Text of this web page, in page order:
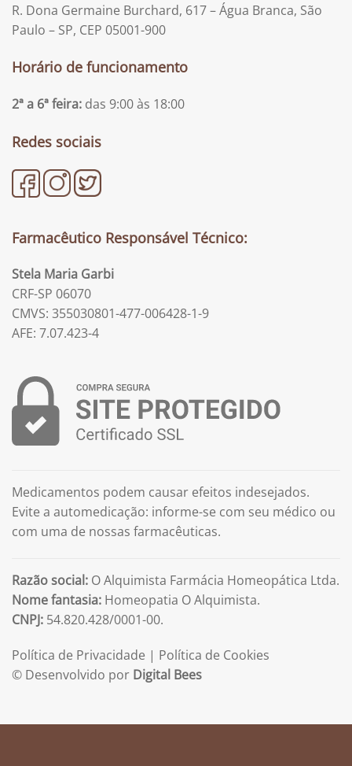
R. Dona Germaine Burchard, 617 – Água Branca, São
Paulo – SP, CEP 05001-900
Horário de funcionamento
2ª a 6ª feira: das 9:00 às 18:00
Redes sociais
Farmacêutico Responsável Técnico:
Stela Maria Garbi
CRF-SP 06070
CMVS: 355030801-477-006428-1-9
AFE: 7.07.423-4
Medicamentos podem causar efeitos indesejados.
Evite a automedicação: informe-se com seu médico ou
com uma de nossas farmacêuticas.
Razão social: O Alquimista Farmácia Homeopática Ltda.
Nome fantasia: Homeopatia O Alquimista.
CNPJ: 54.820.428/0001-00.
Política de Privacidade | Política de Cookies
© Desenvolvido por Digital Bees